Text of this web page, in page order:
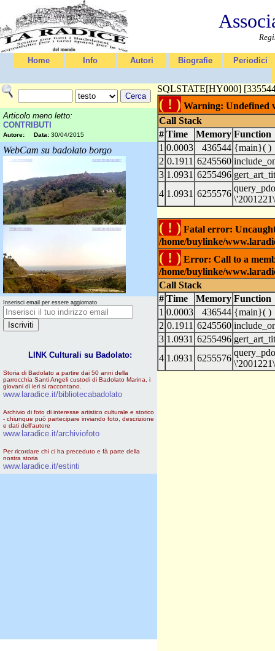
Home Info Autori Biografie Periodici
Articolo meno letto:
CONTRIBUTI
Autore: Data: 30/04/2015
WebCam su badolato borgo
Inserisci email per essere aggiornato
LINK Culturali su Badolato:
Storia di Badolato a partire dai 50 anni della
parrocchia Santi Angeli custodi di Badolato Marina, i
giovani di ieri si raccontano.
www.laradice.it/bibliotecabadolato
Archivio di foto di interesse artistico culturale e storico
- chiunque può partecipare inviando foto, descrizione
e dati dell'autore
www.laradice.it/archiviofoto
Per ricordare chi ci ha preceduto e fà parte della
nostra storia
www.laradice.it/estinti
SQLSTATE[HY000]
( ! ) Warning: Undefined
Call Stack
# Time Memory Function
1 0.0003 436544 {main}( )
2 0.1911 6245560
3 1.0931 6255496
4 1.0931 6255576
( ! ) Fatal error:
/home/buylinke/
( ! ) Error: Call to a
/home/buylinke/
Call Stack
# Time Memory Function
1 0.0003 436544 {main}( )
2 0.1911 6245560
3 1.0931 6255496
4 1.0931 6255576